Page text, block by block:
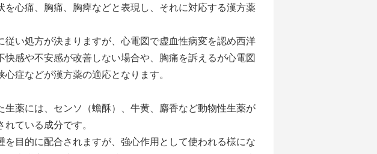
を心痛、胸痛、胸痺などと表現し、それに対応する漢方薬
従い処方が決まりますが、心電図で虚血性病変を認め西洋
快感や不安感が改善しない場合や、胸痛を訴えるが心電図
症などが漢方薬の適応となります。
薬には、センソ（蟾酥）、牛黄、麝香など動物性生薬が
ている成分です。
目的に配合されますが、強心作用として使われる様にな